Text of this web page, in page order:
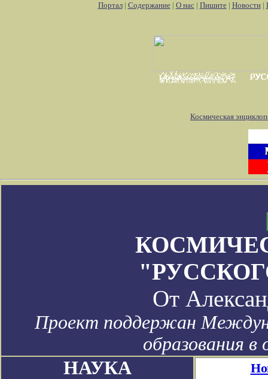
Портал| Содержание| О нас| Пишите| Новости|
Космическая
От
Проект поддержан
образования
НАУКА